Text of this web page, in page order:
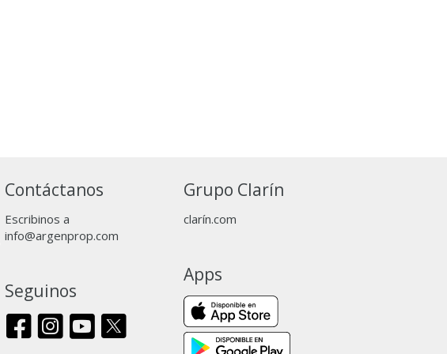
Contáctanos
Escribinos a
info@argenprop.com
Seguinos
Grupo Clarín
clarín.com
Apps